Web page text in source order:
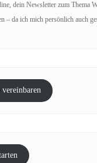
dein Newsletter zum Thema
– da ich mich persönlich auch
vereinbaren